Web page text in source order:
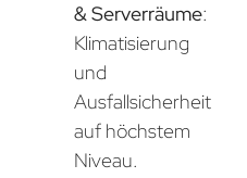
& Serverräume:
Klimatisierung
und
Ausfallsicherheit
auf höchstem
Niveau.